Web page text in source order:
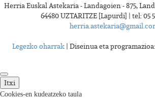
Herria Euskal Astekaria - Landagoien - 875,
64480 UZTARITZE [Lapurdi] | tel: 05
Legezko oharrak | Diseinua eta programazioa:
Itxi
Cookies-en kudeatzeko taula